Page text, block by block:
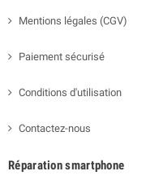
Mentions légales (CGV)
Paiement sécurisé
Conditions d'utilisation
Contactez-nous
Réparation smartphone